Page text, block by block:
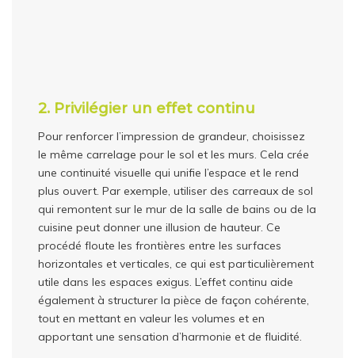
2. Privilégier un effet continu
Pour renforcer l’impression de grandeur, choisissez
le même carrelage pour le sol et les murs. Cela crée
une continuité visuelle qui unifie l’espace et le rend
plus ouvert. Par exemple, utiliser des carreaux de sol
qui remontent sur le mur de la salle de bains ou de la
cuisine peut donner une illusion de hauteur. Ce
procédé floute les frontières entre les surfaces
horizontales et verticales, ce qui est particulièrement
utile dans les espaces exigus. L’effet continu aide
également à structurer la pièce de façon cohérente,
tout en mettant en valeur les volumes et en
apportant une sensation d’harmonie et de fluidité.